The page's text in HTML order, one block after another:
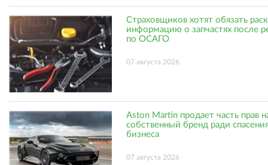
Страховщиков хотят обязать
информацию о запчастях после
по ОСАГО
07 августа 2026
Aston Martin продает часть прав
собственный бренд ради
бизнеса
07 августа 2026